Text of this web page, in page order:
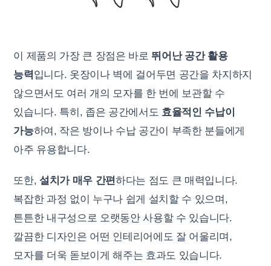
이 제품의 가장 큰 장점은 바로 뛰어난 공간 활용
능력입니다. 옷장이나 벽에 걸어두면 공간을 차지하지
않으면서도 여러 개의 모자를 한 번에 보관할 수
있습니다. 특히, 좁은 공간에서도 효율적인 수납이
가능하여, 작은 방이나 수납 공간이 부족한 분들에게
아주 유용합니다.
또한,설치가 매우 간편하다는 점도 큰 매력입니다.
복잡한 과정 없이 누구나 쉽게 설치할 수 있으며,
튼튼한 내구성으로 오랫동안 사용할 수 있습니다.
깔끔한 디자인은 어떤 인테리어에도 잘 어울리며,
모자를 더욱 돋보이게 해주는 효과도 있습니다.